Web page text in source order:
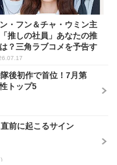
・フン＆チャ・ウミン主
推しの社員」あなたの推
？三角ラブコメを予告す
後初作で首位！7月第
トップ5
前に起こるサイン